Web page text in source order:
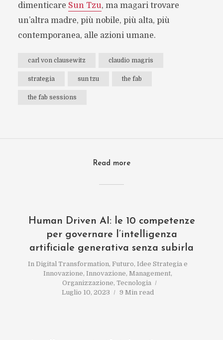
dimenticare Sun Tzu, ma magari trovare
un’altra madre, più nobile, più alta, più
contemporanea, alle azioni umane.
carl von clausewitz claudio magris
strategia sun tzu the fab
the fab sessions
Read more
Human Driven AI: le 10 competenze
per governare l’intelligenza
artificiale generativa senza subirla
In Digital Transformation, Futuro, Idee Strategia e
Innovazione, Innovazione, Management,
Organizzazione, Tecnologia
Luglio 10, 2023
9 Min read